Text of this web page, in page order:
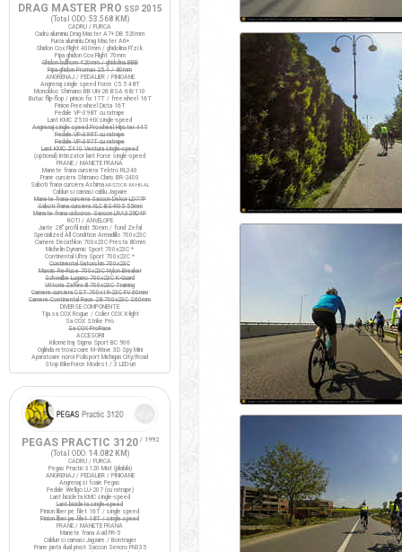
DRAG MASTER PRO SSP 2015
(Total ODO: 53.568 KM )
CADRU / FURCA
Cadru aluminiu Drag Master A7+ DB 520mm
Furca aluminiu Drag Master A6+
Ghidon Cox Flight 400mm / ghidolina Fi'zi:k
Pipa ghidon Cox Flight 70mm
Ghidon bullhorn 420mm / ghidolina BBB
Pipa ghidon Promax 25.4 / 80mm
ANGRENAJ / PEDALIER / PINIOANE
Angrenaj single speed Force C5.5 48T
Monobloc Shimano BB UN-26 BSA 68/110
Butuc flip-flop / pinion fix 17T / freewheel 16T
Pinion Freewheel Dicta 16T
Pedale VP-398T cu ratrape
Lant KMC Z510-HX single-speed
Angrenaj single speed Prowheel Hipster 44T
Pedale VP-399T cu ratrape
Pedale VP-397T cu ratrape
Lant KMC Z410 Ventura single-speed
(optional) Intinzator lant Force single-speed
FRANE / MANETE FRANA
Manete frana cursiera Tektro RL340
Frane cursiera Shimano Claris BR-2400
Saboti frana cursiera AshimaARS72CR-M-HU-AL
Cabluri si camasi cablu Jagwire
Manete frana cursiera Saccon Dekor LD77P
Saboti frana cursiera XLC BS-R05 55mm
Manete frana ciclocros Saccon LRA329D4P
ROTI / ANVELOPE
Jante 28" profil inalt 50mm / fond Zefal
Specialized All Condition Armadillo 700x23C
Camere Decathlon 700x23C Presta 80mm
Michelin Dynamic Sport 700x23C *
Continental Ultra Sport 700x23C *
Continental Gatorskin 700x23C
Maxxis Re-Fuse 700x23C Nylon Breaker
Schwalbe Lugano 700x23C K-Guard
Vittoria Zaffiro III 700x23C Training
Camere cursiera CST 700x19-23C FV 60mm
Camere Continental Race 28 700x23C S60mm
DIVERSE COMPONENTE
Tija sa COX Rogue / Colier COX X-light
Sa COX Strike Pro
Sa COX ProRace
ACCESORII
Kilometraj Sigma Sport BC 906
Oglinda retrovizoare M-Wave 3D Spy Mini
Aparatoare noroi Polisport Michigan City/Road
Stop BikeForce Modest / 3 LED-uri
PEGAS PRACTIC 3120/ 1992
(Total ODO: 14.082 KM )
CADRU / FURCA
Pegas Practic 3120 Mixt (pliabila)
ANGRENAJ / PEDALIER / PINIOANE
Angrenaj si foaie Pegas
Pedale Wellgo LU-207 (cu ratrape)
Lant bicicleta KMC single-speed
Lant bicicleta single-speed
Pinion liber pe filet 16T / single speed
Pinion liber pe filet 18T / single speed
FRANE / MANETE FRANA
Manete frana Avid FR-5
Cabluri si camasi Jagwire / Bontrager
Frane janta dual pivot Saccon Sencro FN335